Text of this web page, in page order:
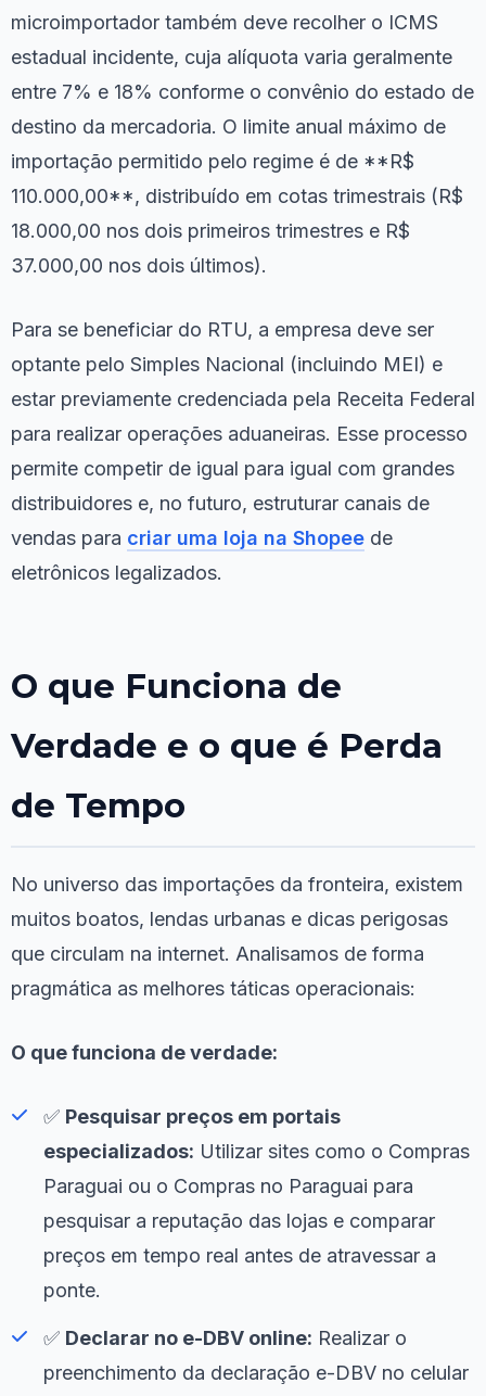
microimportador também deve recolher o ICMS
estadual incidente, cuja alíquota varia geralmente
entre 7% e 18% conforme o convênio do estado de
destino da mercadoria. O limite anual máximo de
importação permitido pelo regime é de **R$
110.000,00**, distribuído em cotas trimestrais (R$
18.000,00 nos dois primeiros trimestres e R$
37.000,00 nos dois últimos).
Para se beneficiar do RTU, a empresa deve ser
optante pelo Simples Nacional (incluindo MEI) e
estar previamente credenciada pela Receita Federal
para realizar operações aduaneiras. Esse processo
permite competir de igual para igual com grandes
distribuidores e, no futuro, estruturar canais de
vendas para criar uma loja na Shopee de
eletrônicos legalizados.
O que Funciona de
Verdade e o que é Perda
de Tempo
No universo das importações da fronteira, existem
muitos boatos, lendas urbanas e dicas perigosas
que circulam na internet. Analisamos de forma
pragmática as melhores táticas operacionais:
O que funciona de verdade:
✅ Pesquisar preços em portais
especializados: Utilizar sites como o Compras
Paraguai ou o Compras no Paraguai para
pesquisar a reputação das lojas e comparar
preços em tempo real antes de atravessar a
ponte.
✅ Declarar no e-DBV online: Realizar o
preenchimento da declaração e-DBV no celular